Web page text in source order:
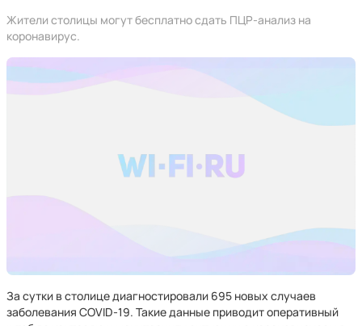
Жители столицы могут бесплатно сдать ПЦР-анализ на
коронавирус.
За сутки в столице диагностировали 695 новых случаев
заболевания COVID-19. Такие данные приводит оперативный